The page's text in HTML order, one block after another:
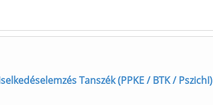
Tanszék (PPKE / BTK / PszichI)